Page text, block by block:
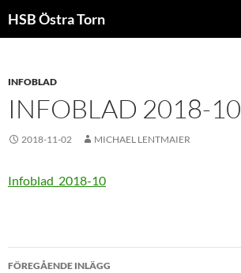
HSB Östra Torn
INFOBLAD
INFOBLAD 2018-10
2018-11-02 MICHAEL LENTMAIER
Infoblad_2018-10
Inläggsnavigering
FÖREGÅENDE INLÄGG